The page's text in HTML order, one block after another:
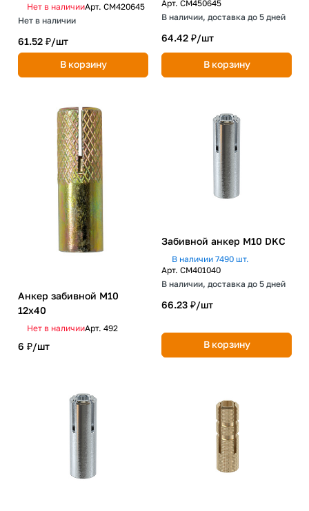
Нет в наличииАрт. CM420645
Нет в наличии
61.52 ₽/шт
В корзину
Арт. CM450645
В наличии, доставка до 5 дней
64.42 ₽/шт
В корзину
Анкер забивной М10
12х40
Нет в наличииАрт. 492
6 ₽/шт
Забивной анкер М10 DKC
В наличии 7490 шт.
Арт. CM401040
В наличии, доставка до 5 дней
66.23 ₽/шт
В корзину